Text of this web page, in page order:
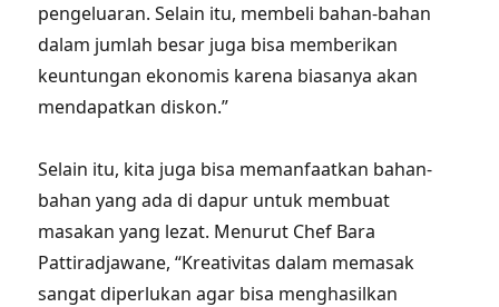
pengeluaran. Selain itu, membeli bahan-bahan
dalam jumlah besar juga bisa memberikan
keuntungan ekonomis karena biasanya akan
mendapatkan diskon.”
Selain itu, kita juga bisa memanfaatkan bahan-
bahan yang ada di dapur untuk membuat
masakan yang lezat. Menurut Chef Bara
Pattiradjawane, “Kreativitas dalam memasak
sangat diperlukan agar bisa menghasilkan